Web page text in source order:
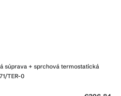
súprava + sprchová termostatická
TER-0